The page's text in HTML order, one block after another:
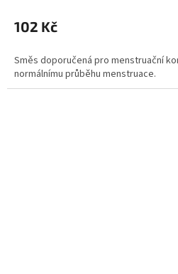
102 Kč
Směs doporučená pro menstruační
normálnímu průběhu menstruace.